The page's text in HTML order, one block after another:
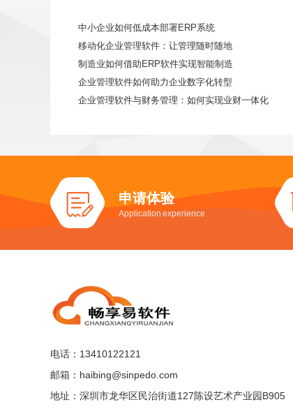
中小企业如何低成本部署ERP系统
移动化企业管理软件：让管理随时随地
制造业如何借助ERP软件实现智能制造
企业管理软件如何助力企业数字化转型
企业管理软件与财务管理：如何实现业财一体化
申请体验
Application experience
电话：13410122121
邮箱：haibing@sinpedo.com
地址：深圳市龙华区民治街道127陈设艺术产业园B905